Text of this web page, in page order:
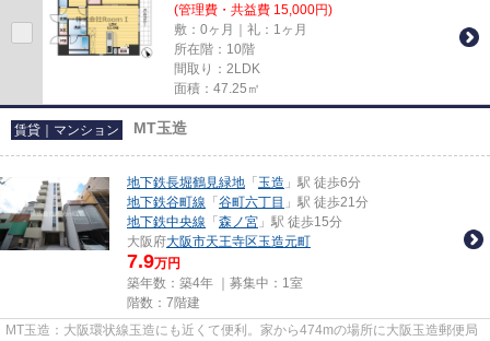
(管理費・共益費 15,000円)
敷：0ヶ月｜礼：1ヶ月
所在階：10階
間取り：2LDK
面積：47.25㎡
賃貸｜マンション MT玉造
地下鉄長堀鶴見緑地 「 玉造 」駅 徒歩6分
地下鉄谷町線 「 谷町六丁目 」駅 徒歩21分
地下鉄中央線 「 森ノ宮 」駅 徒歩15分
大阪府大阪市天王寺区玉造元町
7.9万円
築年数：築4年 ｜募集中： 1室
階数：7階建
MT玉造：大阪環状線玉造にも近くて便利。家から474mの場所に大阪玉造郵便局